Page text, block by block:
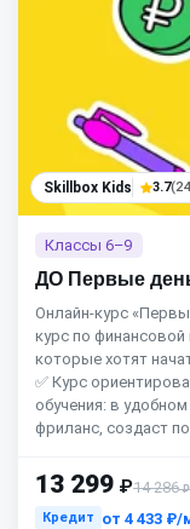
Skillbox Kids 3.7
Классы 6–9
ДО Первые
Онлайн-курс
курс по
которые хотят
✅ Курс
обучения: в
фриланс, создаст
13 299 ₽14 286₽
Кредит
от 4 433 ₽/